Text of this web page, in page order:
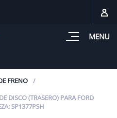
MENU
FRENO
DISCO (TRASERO) PARA FORD
SP1377PSH